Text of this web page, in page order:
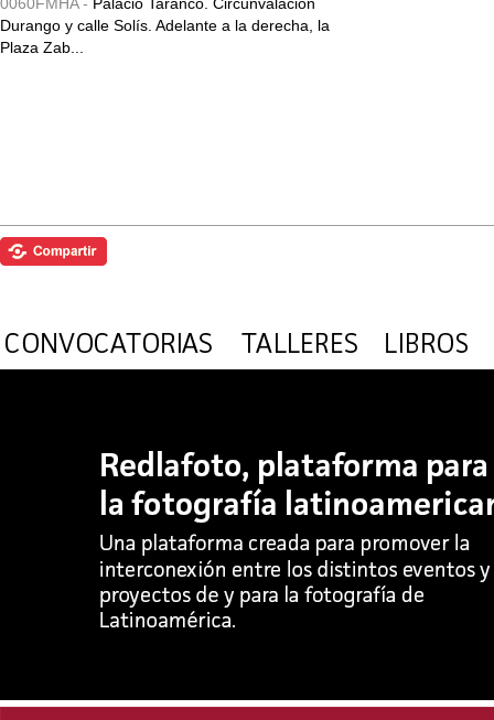
Durango y calle Solís. Adelante a la derecha, la
Plaza Zab...